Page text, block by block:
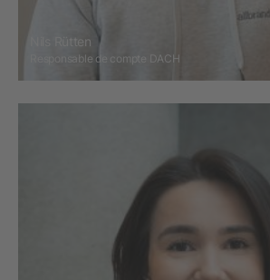
Nils Rütten
Responsable de compte DACH